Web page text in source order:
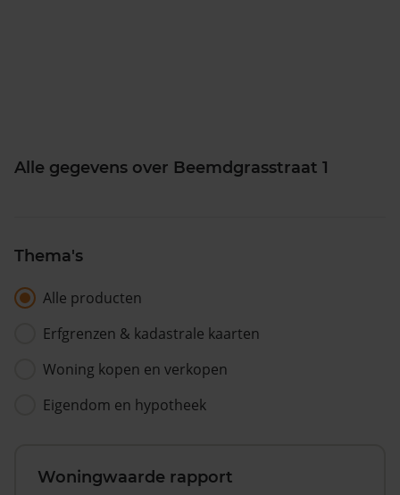
Alle gegevens over Beemdgrasstraat 1
Thema's
Alle producten
Erfgrenzen & kadastrale kaarten
Woning kopen en verkopen
Eigendom en hypotheek
Woningwaarde rapport